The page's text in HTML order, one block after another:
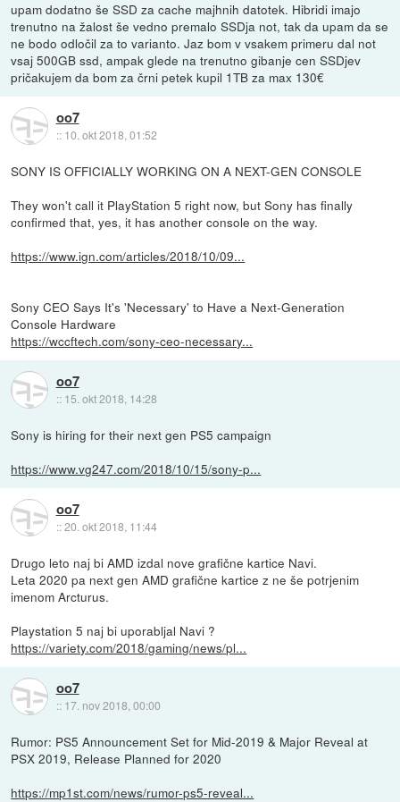
upam dodatno še SSD za cache majhnih datotek. Hibridi imajo
trenutno na žalost še vedno premalo SSDja not, tak da upam da se
ne bodo odločil za to varianto. Jaz bom v vsakem primeru dal not
vsaj 500GB ssd, ampak glede na trenutno gibanje cen SSDjev
pričakujem da bom za črni petek kupil 1TB za max 130€
oo7
:: 10. okt 2018, 01:52
SONY IS OFFICIALLY WORKING ON A NEXT-GEN CONSOLE
They won't call it PlayStation 5 right now, but Sony has finally
confirmed that, yes, it has another console on the way.
https://www.ign.com/articles/2018/10/09...
Sony CEO Says It's 'Necessary' to Have a Next-Generation
Console Hardware
https://wccftech.com/sony-ceo-necessary...
oo7
:: 15. okt 2018, 14:28
Sony is hiring for their next gen PS5 campaign
https://www.vg247.com/2018/10/15/sony-p...
oo7
::20. okt 2018, 11:44
Drugo leto naj bi AMD izdal nove grafične kartice Navi.
Leta 2020 pa next gen AMD grafične kartice z ne še potrjenim
imenom Arcturus.
Playstation 5 naj bi uporabljal Navi ?
https://variety.com/2018/gaming/news/pl...
oo7
:: 17. nov 2018, 00:00
Rumor: PS5 Announcement Set for Mid-2019 & Major Reveal at
PSX 2019, Release Planned for 2020
https://mp1st.com/news/rumor-ps5-reveal...